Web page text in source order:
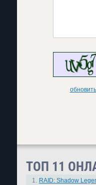
обновить
ТОП 11
1. RAID: Shadow